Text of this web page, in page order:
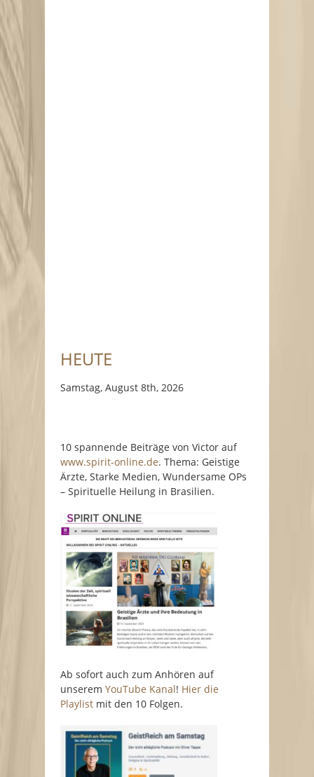
HEUTE
Samstag, August 8th, 2026
10 spannende Beiträge von Victor auf
www.spirit-online.de. Thema: Geistige
Ärzte, Starke Medien, Wundersame OPs
– Spirituelle Heilung in Brasilien.
Ab sofort auch zum Anhören auf
unseremYouTube Kanal! Hier die
Playlist mit den 10 Folgen.